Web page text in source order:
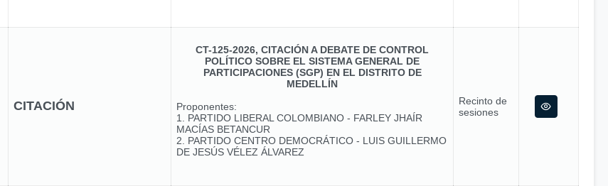
CITACIÓN
CT-125-2026, CITACIÓN A DEBATE DE CONTROL
POLÍTICO SOBRE EL SISTEMA GENERAL DE
PARTICIPACIONES (SGP) EN EL DISTRITO DE
MEDELLÍN
Proponentes:
1. PARTIDO LIBERAL COLOMBIANO - FARLEY JHAÍR
MACÍAS BETANCUR
2. PARTIDO CENTRO DEMOCRÁTICO - LUIS GUILLERMO
DE JESÚS VÉLEZ ÁLVAREZ
Recinto de
sesiones